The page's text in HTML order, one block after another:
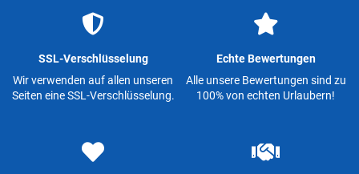
SSL-Verschlüsselung
Wir verwenden auf allen unseren
Seiten eine SSL-Verschlüsselung.
Echte Bewertungen
Alle unsere Bewertungen sind zu
100% von echten Urlaubern!